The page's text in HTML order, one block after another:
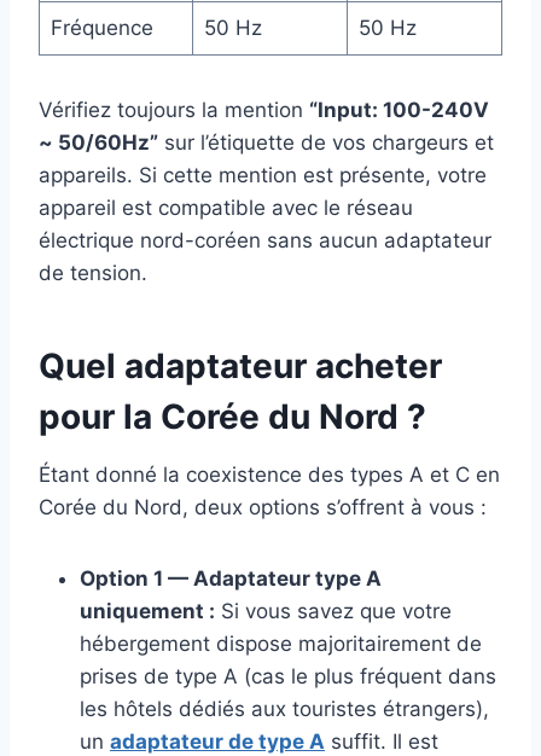
Fréquence 50 Hz 50 Hz
Vérifiez toujours la mention “Input: 100-240V
~ 50/60Hz” sur l’étiquette de vos chargeurs et
appareils. Si cette mention est présente, votre
appareil est compatible avec le réseau
électrique nord-coréen sans aucun adaptateur
de tension.
Quel adaptateur acheter
pour la Corée du Nord ?
Étant donné la coexistence des types A et C en
Corée du Nord, deux options s’offrent à vous :
Option 1 — Adaptateur type A
uniquement : Si vous savez que votre
hébergement dispose majoritairement de
prises de type A (cas le plus fréquent dans
les hôtels dédiés aux touristes étrangers),
un adaptateur de type A suffit. Il est